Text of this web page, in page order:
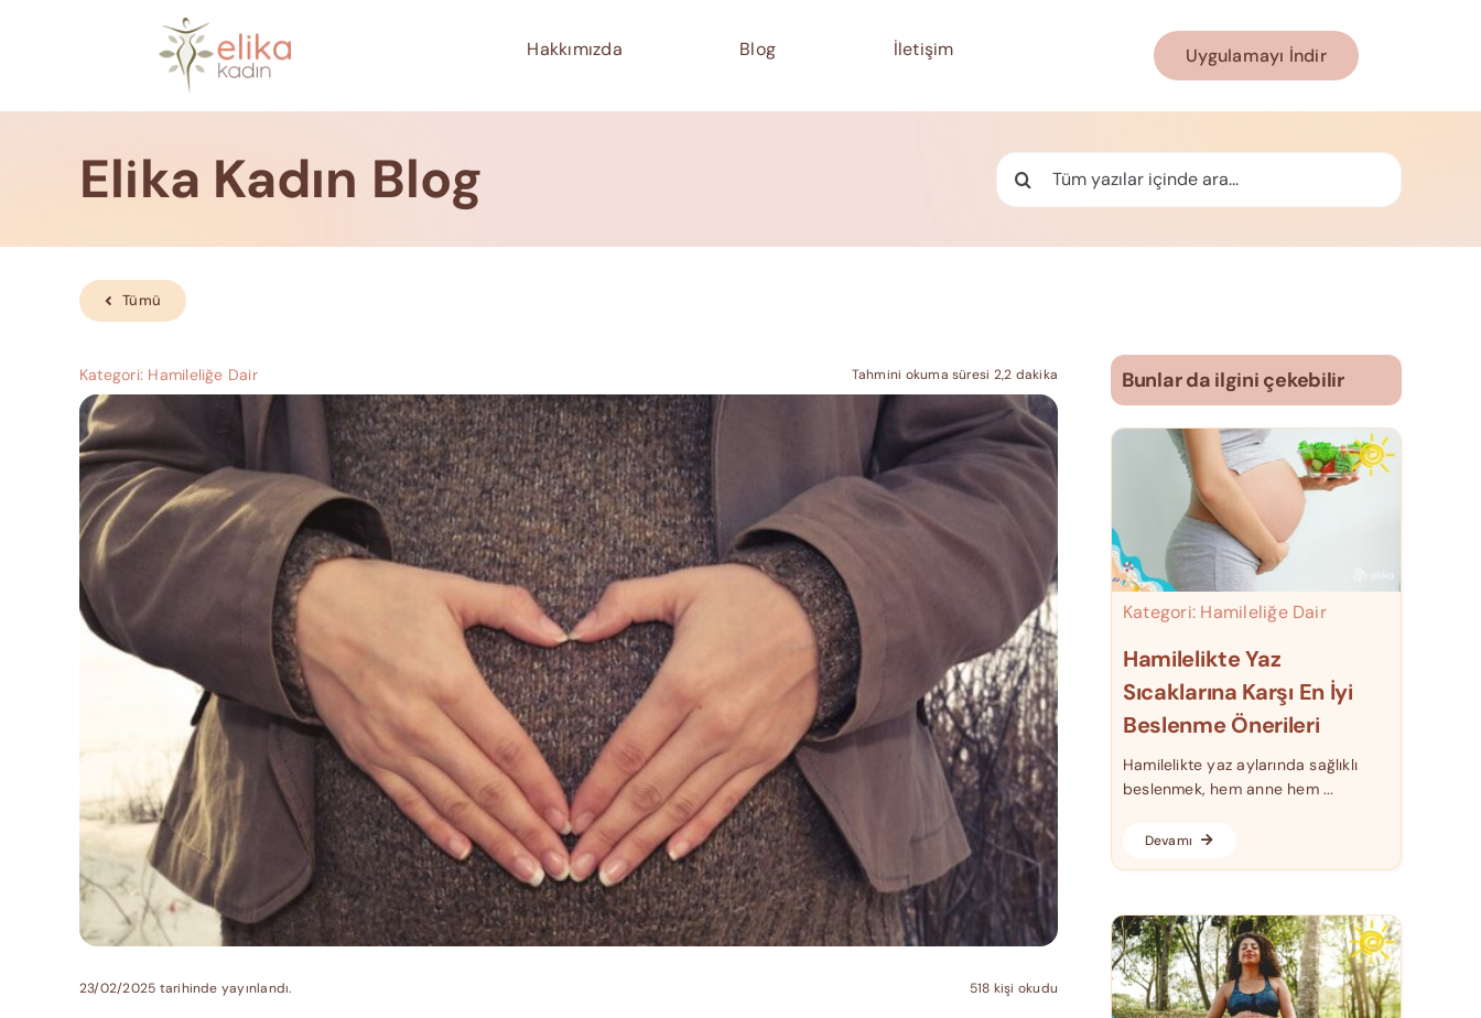
Hakkımızda Blog İletişim Uygulamayı İndir
Elika Kadın Blog Ara:
Tümü
Kategori: Hamileliğe Dair Tahmini okuma süresi 2,2 dakika
23/02/2025 tarihinde yayınlandı. 518 kişi okudu
Bunlar da ilgini çekebilir
Kategori: Hamileliğe Dair
Hamilelikte Yaz
Sıcaklarına Karşı En İyi
Beslenme Önerileri
Hamilelikte yaz aylarında sağlıklı
beslenmek, hem anne hem ...
Devamı